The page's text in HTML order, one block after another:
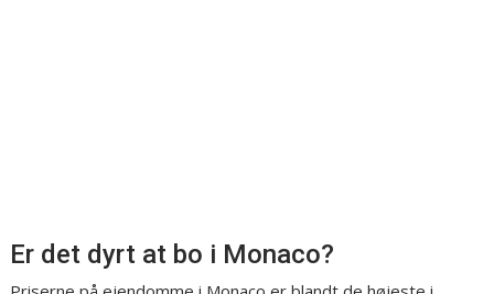
Er det dyrt at bo i Monaco?